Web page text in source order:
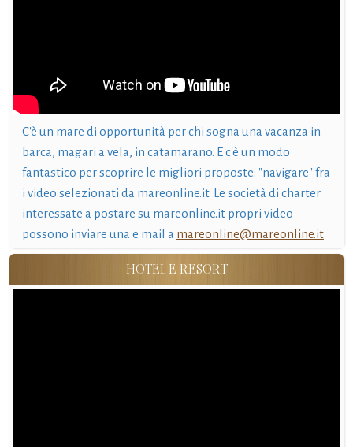
C'è un mare di opportunità per chi sogna una vacanza in
barca, magari a vela, in catamarano. E c'è un modo
fantastico per scoprire le migliori proposte: "navigare" fra
i video selezionati da mareonline.it. Le società di charter
interessate a postare su mareonline.it propri video
possono inviare una e mail a mareonline@mareonline.it
HOTEL E RESORT